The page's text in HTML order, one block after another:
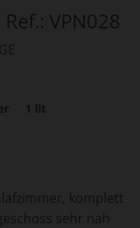
VPN028
1 lit
komplett
sehr nah